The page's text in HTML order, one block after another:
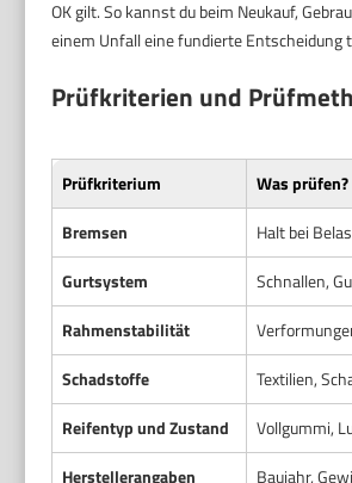
OK gilt. So kannst du beim Neukauf,
einem Unfall eine fundierte Entscheidung
Prüfkriterien und
Prüfkriterium
Was prüfen?
Bremsen
Halt bei
Gurtsystem
Schnallen,
Rahmenstabilität
Schadstoffe
Textilien,
Reifentyp und Zustand
Vollgummi,
Herstellerangaben
Baujahr,